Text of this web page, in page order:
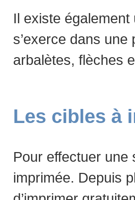
Il existe
s’exerce dans
arbalètes, flèches
Les cibles à
Pour effectuer une
imprimée. Depuis